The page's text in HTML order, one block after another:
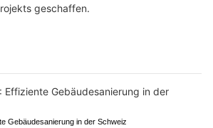
geschaffen.
Gebäudesanierung in der Schweiz